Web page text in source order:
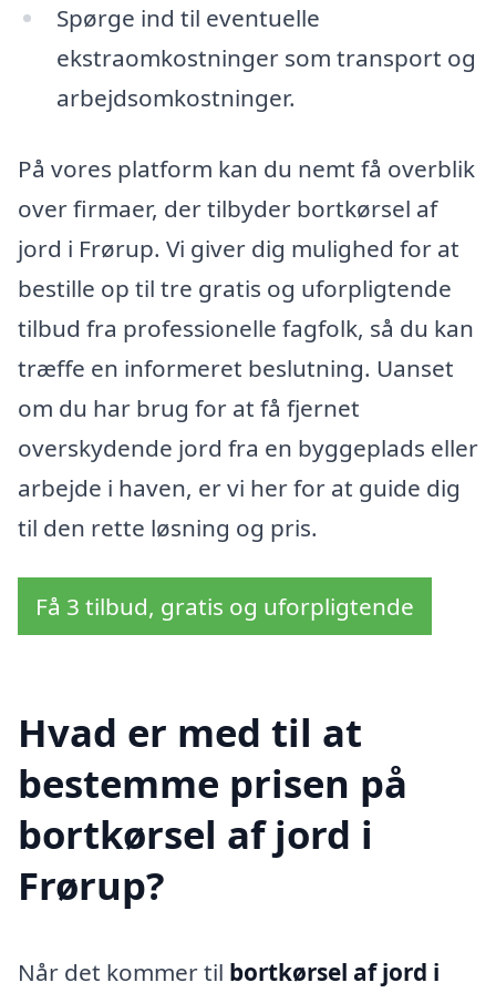
Spørge ind til eventuelle
ekstraomkostninger som transport og
arbejdsomkostninger.
På vores platform kan du nemt få overblik
over firmaer, der tilbyder bortkørsel af
jord i Frørup. Vi giver dig mulighed for at
bestille op til tre gratis og uforpligtende
tilbud fra professionelle fagfolk, så du kan
træffe en informeret beslutning. Uanset
om du har brug for at få fjernet
overskydende jord fra en byggeplads eller
arbejde i haven, er vi her for at guide dig
til den rette løsning og pris.
Få 3 tilbud, gratis og uforpligtende
Hvad er med til at
bestemme prisen på
bortkørsel af jord i
Frørup?
Når det kommer til bortkørsel af jord i